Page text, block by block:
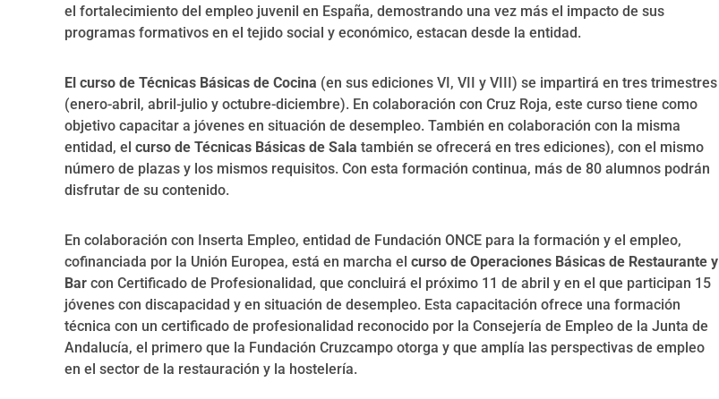
el fortalecimiento del empleo juvenil en España, demostrando una vez más el impacto de sus
programas formativos en el tejido social y económico, estacan desde la entidad.
El curso de Técnicas Básicas de Cocina (en sus ediciones VI, VII y VIII) se impartirá en tres trimestres
(enero-abril, abril-julio y octubre-diciembre). En colaboración con Cruz Roja, este curso tiene como
objetivo capacitar a jóvenes en situación de desempleo. También en colaboración con la misma
entidad, el curso de Técnicas Básicas de Sala también se ofrecerá en tres ediciones), con el mismo
número de plazas y los mismos requisitos. Con esta formación continua, más de 80 alumnos podrán
disfrutar de su contenido.
En colaboración con Inserta Empleo, entidad de Fundación ONCE para la formación y el empleo,
cofinanciada por la Unión Europea, está en marcha el curso de Operaciones Básicas de Restaurante y
Bar con Certificado de Profesionalidad, que concluirá el próximo 11 de abril y en el que participan 15
jóvenes con discapacidad y en situación de desempleo. Esta capacitación ofrece una formación
técnica con un certificado de profesionalidad reconocido por la Consejería de Empleo de la Junta de
Andalucía, el primero que la Fundación Cruzcampo otorga y que amplía las perspectivas de empleo
en el sector de la restauración y la hostelería.